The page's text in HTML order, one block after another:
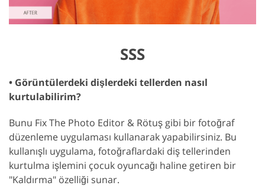
SSS
• Görüntülerdeki dişlerdeki tellerden nasıl
kurtulabilirim?
Bunu Fix The Photo Editor & Rötuş gibi bir fotoğraf
düzenleme uygulaması kullanarak yapabilirsiniz. Bu
kullanışlı uygulama, fotoğraflardaki diş tellerinden
kurtulma işlemini çocuk oyuncağı haline getiren bir
"Kaldırma" özelliği sunar.